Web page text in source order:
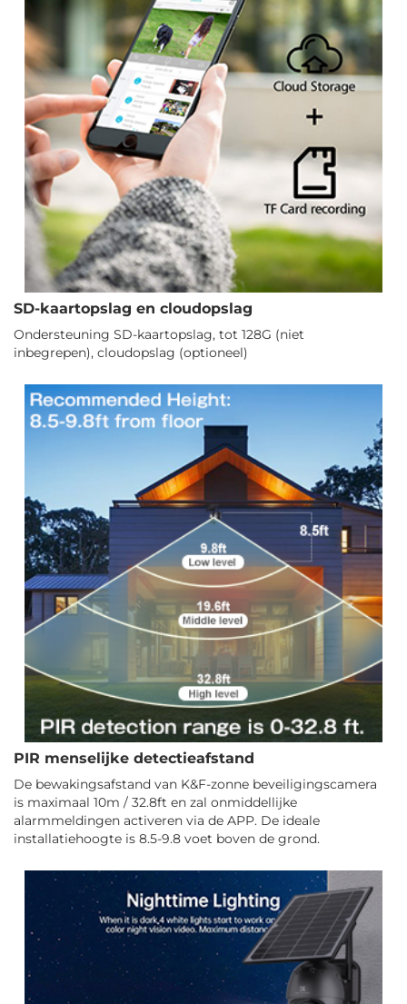
SD-kaartopslag en cloudopslag
Ondersteuning SD-kaartopslag, tot 128G (niet
inbegrepen), cloudopslag (optioneel)
PIR menselijke detectieafstand
De bewakingsafstand van K&F-zonne beveiligingscamera
is maximaal 10m / 32.8ft en zal onmiddellijke
alarmmeldingen activeren via de APP. De ideale
installatiehoogte is 8.5-9.8 voet boven de grond.